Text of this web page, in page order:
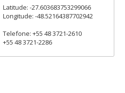
Latitude: -27.603683753299066
Longitude: -48.52164387702942
Telefone: +55 48 3721-2610
+55 48 3721-2286